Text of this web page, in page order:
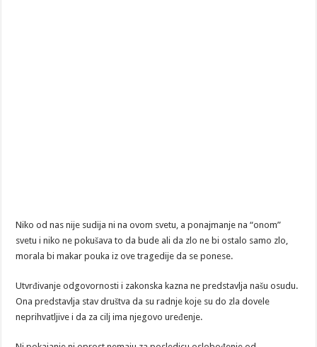
Niko od nas nije sudija ni na ovom svetu, a ponajmanje na “onom”
svetu i niko ne pokušava to da bude ali da zlo ne bi ostalo samo zlo,
morala bi makar pouka iz ove tragedije da se ponese.
Utvrđivanje odgovornosti i zakonska kazna ne predstavlja našu osudu.
Ona predstavlja stav društva da su radnje koje su do zla dovele
neprihvatljive i da za cilj ima njegovo uređenje.